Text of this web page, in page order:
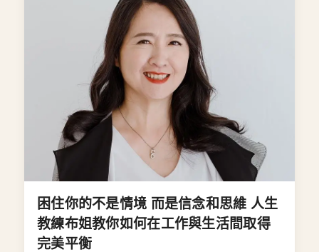
困住你的不是情境 而是信念和思維 人生
教練布姐教你如何在工作與生活間取得
完美平衡